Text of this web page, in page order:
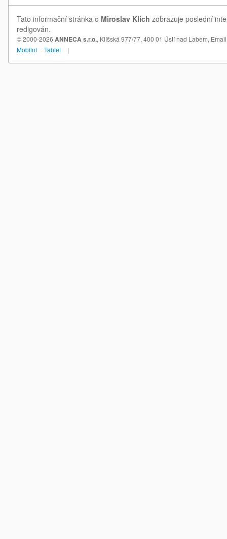
Tato informační stránka o Miroslav Klich zobrazuje poslední
redigován.
© 2000-2026 ANNECA s.r.o., Klíšská 977/77, 400 01 Ústí nad Labem,
Mobilní
Tablet |